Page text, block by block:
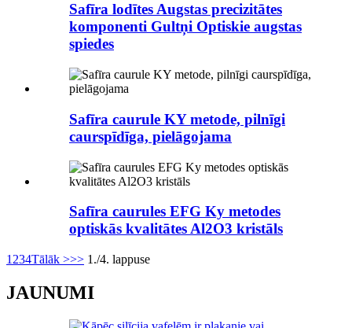
Safīra lodītes Augstas precizitātes
komponenti Gultņi Optiskie augstas
spiedes
Safīra caurule KY metode, pilnīgi
caurspīdīga, pielāgojama
Safīra caurules EFG Ky metodes
optiskās kvalitātes Al2O3 kristāls
1 234Tālāk >>> 1./4. lappuse
JAUNUMI